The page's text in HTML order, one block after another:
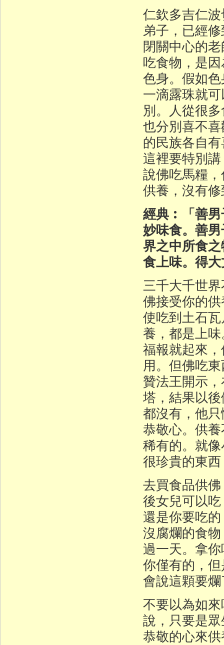
仁欽多吉仁
弟子，已經
閉關中心的
吃食物，是
色身。假如
一滴露珠就
別。人從很
也分別喜不
的民族各自
這裡要特別
說佛吃馬糧
供養，沒有
經典︰「善
妙味食。善
界之中所食
食上味。得
三千大千世
佛接受你的
使吃到土石
養，都是上
福報就起來
用。但佛吃
贊法王開示
塔，結果以
都沒有，他
恭敬心。供
稀有的。就
很珍貴的東
去買食品供
後女兒可以
還是你要吃
沒腐爛的食
過一天。拿
你僅有的，
會說這顆要
不要以為如
說，只要是
恭敬的心來